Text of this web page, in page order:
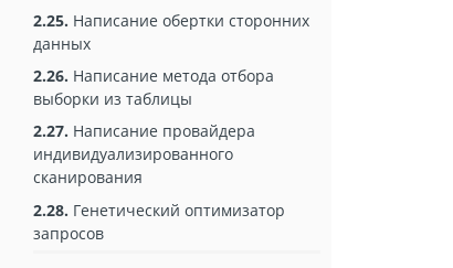
2.25. Написание обертки сторонних
данных
2.26. Написание метода отбора
выборки из таблицы
2.27. Написание провайдера
индивидуализированного
сканирования
2.28. Генетический оптимизатор
запросов